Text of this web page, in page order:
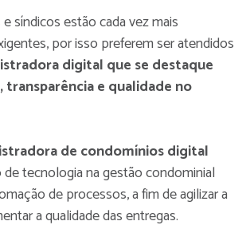
síndicos estão cada vez mais
por isso preferem ser atendidos
digital que se destaque
transparência e qualidade no
de condomínios digital
tecnologia na gestão condominial
de processos, a fim de agilizar a
a qualidade das entregas.